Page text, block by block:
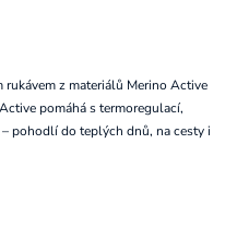
z materiálů Merino Active
pomáhá s termoregulací,
pohodlí do teplých dnů, na cesty i